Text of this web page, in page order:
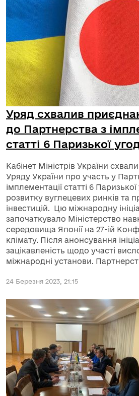
Уряд схвалив
до Партнерства з
статті 6 Паризької
Кабінет Міністрів України
Уряду України про участь у
імплементації статті 6
розвитку вуглецевих ринків та
інвестицій. Цю міжнародну
започаткувало Міністерство
середовища Японії на 27-ій
клімату. Після анонсування
зацікавленість щодо участі
міжнародні установи.
24 Березня 2023, 21:15